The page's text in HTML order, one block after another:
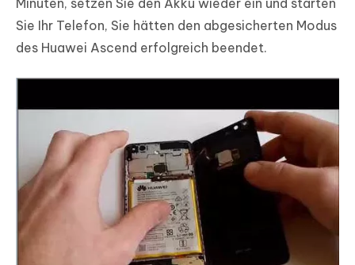
Minuten, setzen Sie den Akku wieder ein und starten
Sie Ihr Telefon, Sie hätten den abgesicherten Modus
des Huawei Ascend erfolgreich beendet.